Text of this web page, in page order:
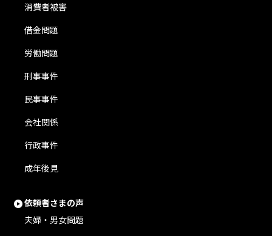
消費者被害
借金問題
労働問題
刑事事件
民事事件
会社関係
行政事件
成年後見
依頼者さまの声
夫婦・男女問題